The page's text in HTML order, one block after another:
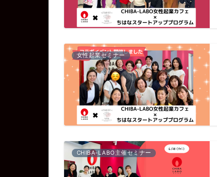
女性起業セミナー
CHIBA-LABO主催セミナー